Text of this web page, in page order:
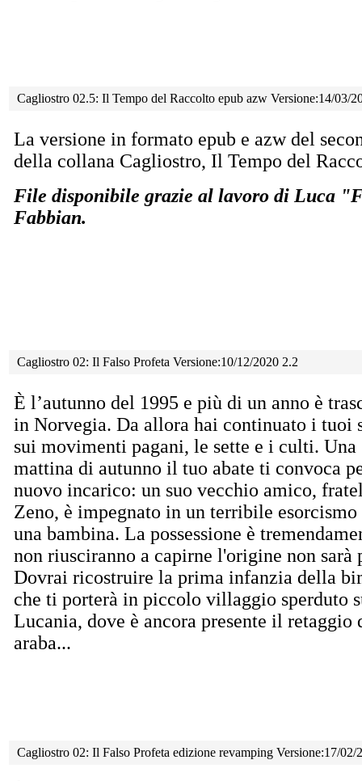
Cagliostro 02.5: Il Tempo del Raccolto epub azw Versione:14/03/
La versione in formato epub e azw del
della collana Cagliostro, Il Tempo del
File disponibile grazie al lavoro di Luca
Fabbian.
Cagliostro 02: Il Falso Profeta Versione:10/12/2020 2.2
È l’autunno del 1995 e più di un anno è
in Norvegia. Da allora hai continuato i tuoi
sui movimenti pagani, le sette e i culti. Una
mattina di autunno il tuo abate ti convoca
nuovo incarico: un suo vecchio amico,
Zeno, è impegnato in un terribile esorcismo
una bambina. La possessione è
non riusciranno a capirne l'origine non sarà
Dovrai ricostruire la prima infanzia della
che ti porterà in piccolo villaggio sperduto
Lucania, dove è ancora presente il retaggio
araba...
Cagliostro 02: Il Falso Profeta edizione revamping Versione:17/02/